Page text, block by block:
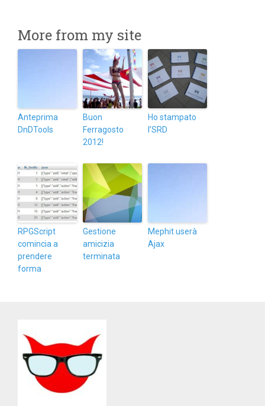
More from my site
Anteprima
DnDTools
Buon
Ferragosto
2012!
Ho stampato
l’SRD
RPGScript
comincia a
prendere
forma
Gestione
amicizia
terminata
Mephit userà
Ajax